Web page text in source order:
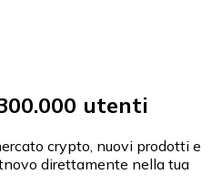
utenti
crypto, nuovi prodotti e
direttamente nella tua